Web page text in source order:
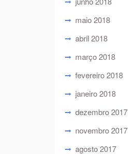
maio 2018
abril 2018
março 2018
fevereiro 2018
janeiro 2018
dezembro 2017
novembro 2017
agosto 2017